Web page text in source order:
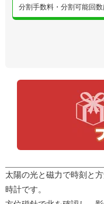
分割手数料・分割可能回
太陽の光と磁力で時刻と
時計です。